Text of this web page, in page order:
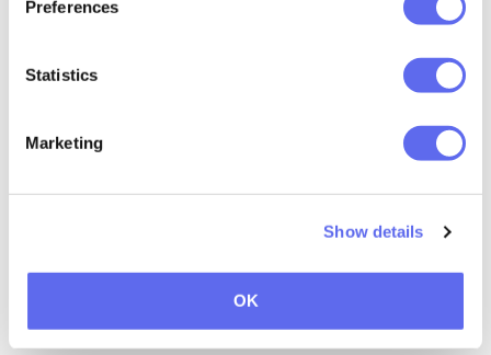
Preferences
Statistics
Marketing
Show details
OK
und zu „einer Gruppe von Einzelpersonen,
die unter demselben Slack-Arbeitsbereich
ihr eigenes Ding machen“ werden.
Wie Sie die
Kommunikation in Ihrem
Team verbessern können